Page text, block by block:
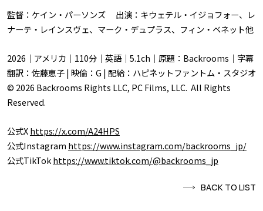
監督：ケイン・パーソンズ 出演：キウェテル・イジョフォー、レ
ナーテ・レインスヴェ、マーク・デュプラス、フィン・ベネット他
2026｜アメリカ｜110分｜英語｜5.1ch｜原題：Backrooms｜字幕
翻訳：佐藤恵子 | 映倫：G | 配給：ハピネットファントム・スタジオ
© 2026 Backrooms Rights LLC, PC Films, LLC. All Rights
Reserved.
公式Xhttps://x.com/A24HPS
公式Instagram https://www.instagram.com/backrooms_jp/
公式TikTokhttps://www.tiktok.com/@backrooms_jp
BACK TO LIST